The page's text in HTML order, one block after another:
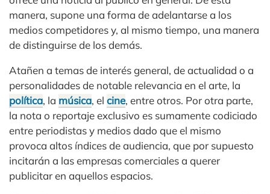
manera, supone una forma de adelantarse a los
medios competidores y, al mismo tiempo, una manera
de distinguirse de los demás.
Atañen a temas de interés general, de actualidad o a
personalidades de notable relevancia en el arte, la
política, la música, el cine, entre otros. Por otra parte,
la nota o reportaje exclusivo es sumamente codiciado
entre periodistas y medios dado que el mismo
provoca altos índices de audiencia, que por supuesto
incitarán a las empresas comerciales a querer
publicitar en aquellos espacios.